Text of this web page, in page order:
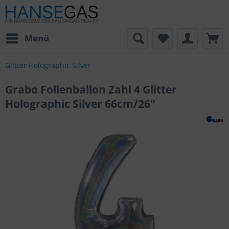
Menü
Glitter Holographic Silver
Grabo Folienballon Zahl 4 Glitter
Holographic Silver 66cm/26"